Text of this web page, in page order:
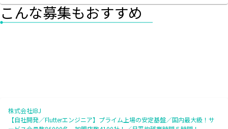
こんな募集もおすすめ
株式会社IBJ
【自社開発／Flutterエンジニア】プライム上場の安定基盤／国内最大級！サ